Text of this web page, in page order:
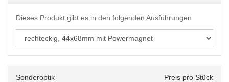
Dieses Produkt gibt es in den folgenden Ausführungen
Sonderoptik Preis pro Stück